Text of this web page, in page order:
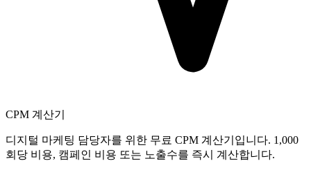
CPM 계산기
디지털 마케팅 담당자를 위한 무료 CPM 계산기입니다. 1,000
회당 비용, 캠페인 비용 또는 노출수를 즉시 계산합니다.